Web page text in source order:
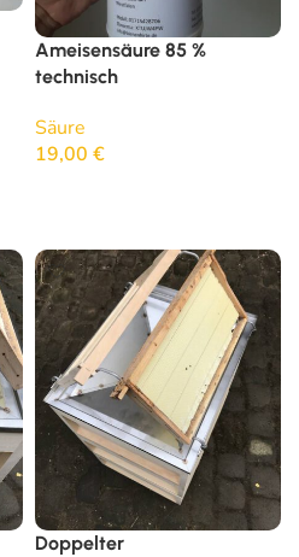
Ameisensäure 85 %
technisch
Säure
19,00 €
Doppelter